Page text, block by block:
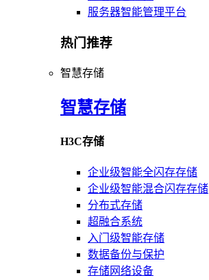
服务器智能管理平台
热门推荐
智慧存储
智慧存储
H3C存储
企业级智能全闪存存储
企业级智能混合闪存存储
分布式存储
超融合系统
入门级智能存储
数据备份与保护
存储网络设备